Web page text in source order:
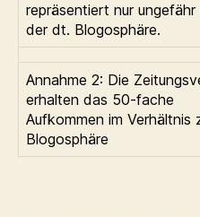
repräsentiert nur ungefähr
der dt. Blogosphäre.
Annahme 2: Die
erhalten das 50-fache
Aufkommen im Verhältnis
Blogosphäre